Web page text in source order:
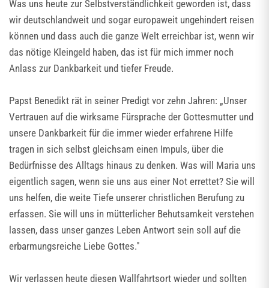
Was uns heute zur Selbstverständlichkeit geworden ist, dass
wir deutschlandweit und sogar europaweit ungehindert reisen
können und dass auch die ganze Welt erreichbar ist, wenn wir
das nötige Kleingeld haben, das ist für mich immer noch
Anlass zur Dankbarkeit und tiefer Freude.
Papst Benedikt rät in seiner Predigt vor zehn Jahren: „Unser
Vertrauen auf die wirksame Fürsprache der Gottesmutter und
unsere Dankbarkeit für die immer wieder erfahrene Hilfe
tragen in sich selbst gleichsam einen Impuls, über die
Bedürfnisse des Alltags hinaus zu denken. Was will Maria uns
eigentlich sagen, wenn sie uns aus einer Not errettet? Sie will
uns helfen, die weite Tiefe unserer christlichen Berufung zu
erfassen. Sie will uns in mütterlicher Behutsamkeit verstehen
lassen, dass unser ganzes Leben Antwort sein soll auf die
erbarmungsreiche Liebe Gottes."
Wir verlassen heute diesen Wallfahrtsort wieder und sollten